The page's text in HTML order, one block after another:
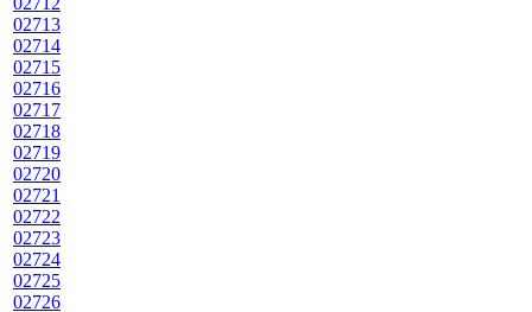
02713
02714
02715
02716
02717
02718
02719
02720
02721
02722
02723
02724
02725
02726